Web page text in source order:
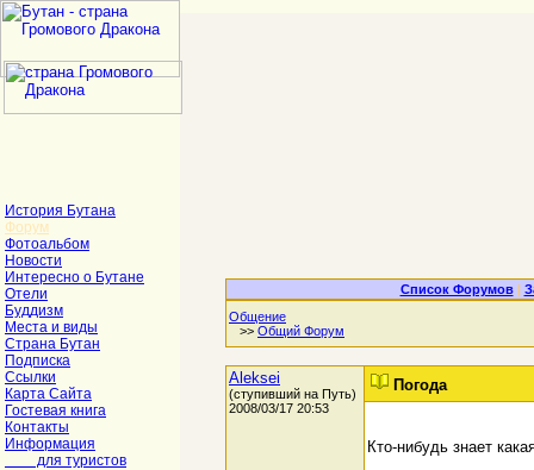
История Бутана
Форум
Фотоальбом
Новости
Интересно о Бутане
Отели
Буддизм
Места и виды
Страна Бутан
Подписка
Ссылки
Карта Сайта
Гостевая книга
Контакты
Информация
для туристов
Список Форумов|
Общение
>> Общий Форум
Aleksei
(ступивший на Путь)
2008/03/17 20:53
Погода
Кто-нибудь знает